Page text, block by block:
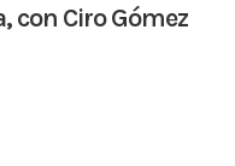
con Ciro Gómez